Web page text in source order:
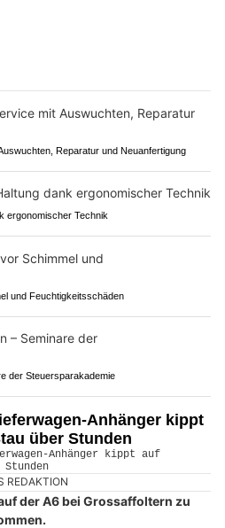
Reparatur und Neuanfertigung
ergonomischer Technik
und Feuchtigkeitsschäden
der Steuersparakademie
Anhänger kippt
über Stunden
REDAKTION
der A6 bei Grossaffoltern zu